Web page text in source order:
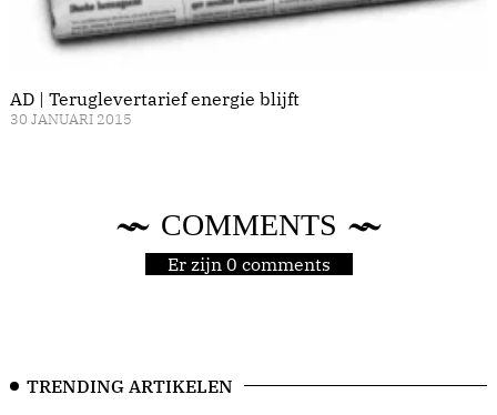
AD | Teruglevertarief energie blijft
30 JANUARI 2015
COMMENTS
Er zijn 0 comments
TRENDING ARTIKELEN